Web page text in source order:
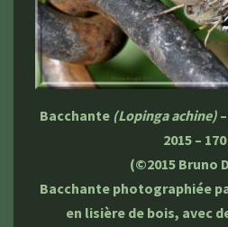
Bacchante (Lopinga achine)–
2015 –
(©2015 Bruno
Bacchante photographiée
en lisière de bois, avec